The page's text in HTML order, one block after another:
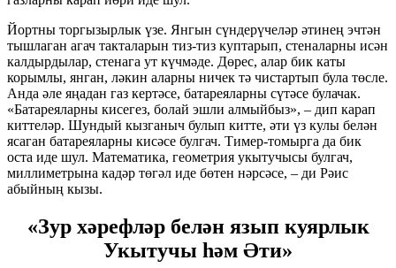
Йортны торгызырлык үзе. Янгын сүндерүчеләр әтинең эчтән
тышлаган агач такталарын тиз-тиз куптарып, стеналарны исән
калдырдылар, стенага ут күчмәде. Дөрес, алар бик каты
корымлы, янган, ләкин аларны ничек тә чистартып була төсле.
Анда әле яңадан газ кертәсе, батареяларны сүтәсе булачак.
«Батареяларны кисегез, болай эшли алмыйбыз», – дип карап
киттеләр. Шундый кызганыч булып китте, әти үз кулы белән
ясаган батареяларны кисәсе булгач. Тимер-томырга да бик
оста иде шул. Математика, геометрия укытучысы булгач,
миллиметрына кадәр төгәл иде бөтен нәрсәсе, – ди Рәис
абыйның кызы.
«Зур хәрефләр белән язып куярлык
Укытучы һәм Әти»